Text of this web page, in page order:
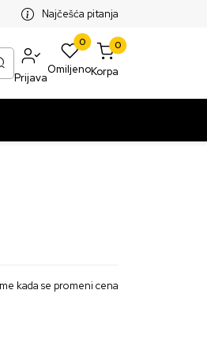
5999 RSD
Najčešća pitanja
Prijava
0
Omiljeno
0
Korpa
kada se promeni cena